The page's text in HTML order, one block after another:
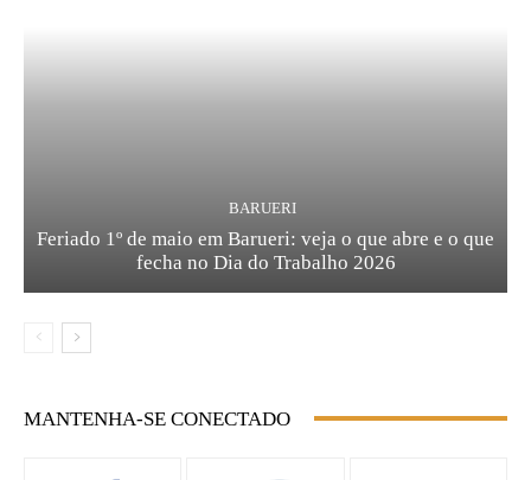
BARUERI
Feriado 1º de maio em Barueri: veja o que abre e o que
fecha no Dia do Trabalho 2026
MANTENHA-SE CONECTADO